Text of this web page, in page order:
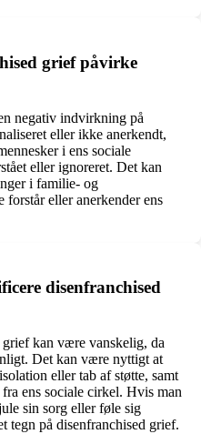
grief påvirke
negativ indvirkning på
eller ikke anerkendt,
i ens sociale
eller ignoreret. Det kan
i familie- og
eller anerkender ens
disenfranchised
kan være vanskelig, da
Det kan være nyttigt at
eller tab af støtte, samt
ens sociale cirkel. Hvis man
sin sorg eller føle sig
tegn på disenfranchised grief.